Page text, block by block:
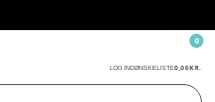
LOG INDØNSKELISTE0,00 KR.
0